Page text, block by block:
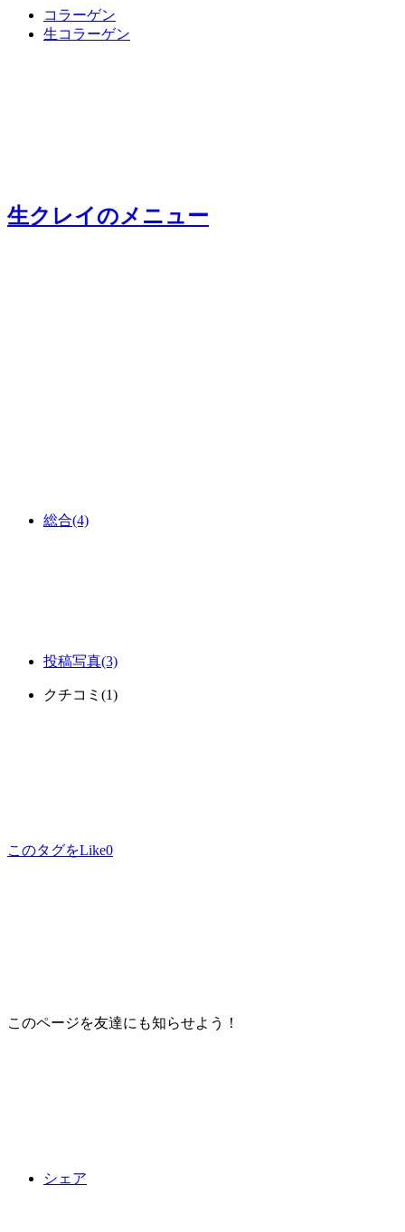
コラーゲン
生コラーゲン
生クレイのメニュー
総合(4)
投稿写真(3)
クチコミ (1)
このタグをLike0
このページを友達にも知らせよう！
シェア